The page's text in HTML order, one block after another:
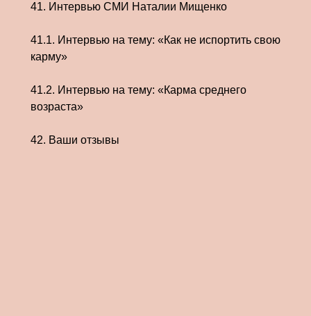
41. Интервью СМИ Наталии Мищенко
41.1. Интервью на тему: «Как не испортить свою
карму»
41.2. Интервью на тему: «Карма среднего
возраста»
42. Ваши отзывы